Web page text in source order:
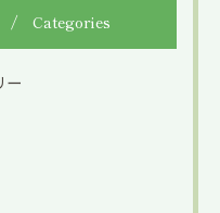
Categories
ー